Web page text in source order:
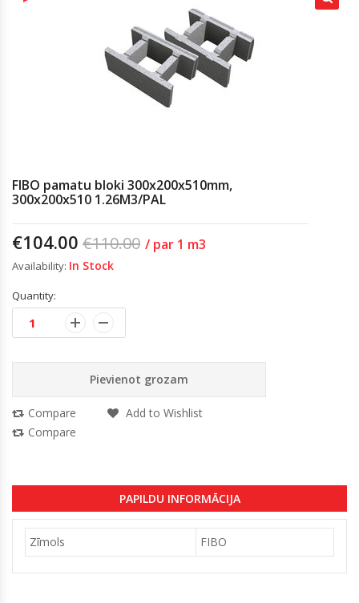
FIBO pamatu bloki 300x200x510mm,
300x200x510 1.26M3/PAL
€110.00
€104.00 / par 1 m3
Availability: In Stock
Quantity:
Pievienot grozam
Compare
Add to Wishlist
Compare
PAPILDU INFORMĀCIJA
Zīmols FIBO